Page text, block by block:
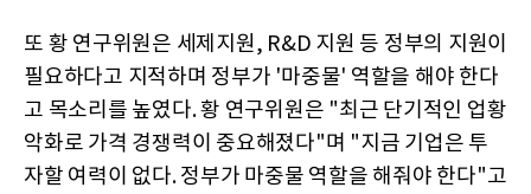
또 황 연구위원은 세제지원, R&D 지원 등 정부의 지원이
필요하다고 지적하며 정부가 '마중물' 역할을 해야 한다
고 목소리를 높였다. 황 연구위원은 "최근 단기적인 업황
악화로 가격 경쟁력이 중요해졌다"며 "지금 기업은 투
자할 여력이 없다. 정부가 마중물 역할을 해줘야 한다"고